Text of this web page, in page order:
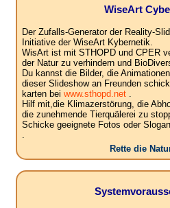
WiseArt
Der Zufalls-Generator der Reality-
Initiative der WiseArt Kybernetik.
WisArt ist mit STHOPD und CPER
der Natur zu verhindern und
Du kannst die Bilder, die
dieser Slideshow an Freunden
karten bei www.sthopd.net.
Hilf mit,die Klimazerstörung, die
die zunehmende Tierquälerei zu
Schicke geeignete Fotos oder
.
Rette die